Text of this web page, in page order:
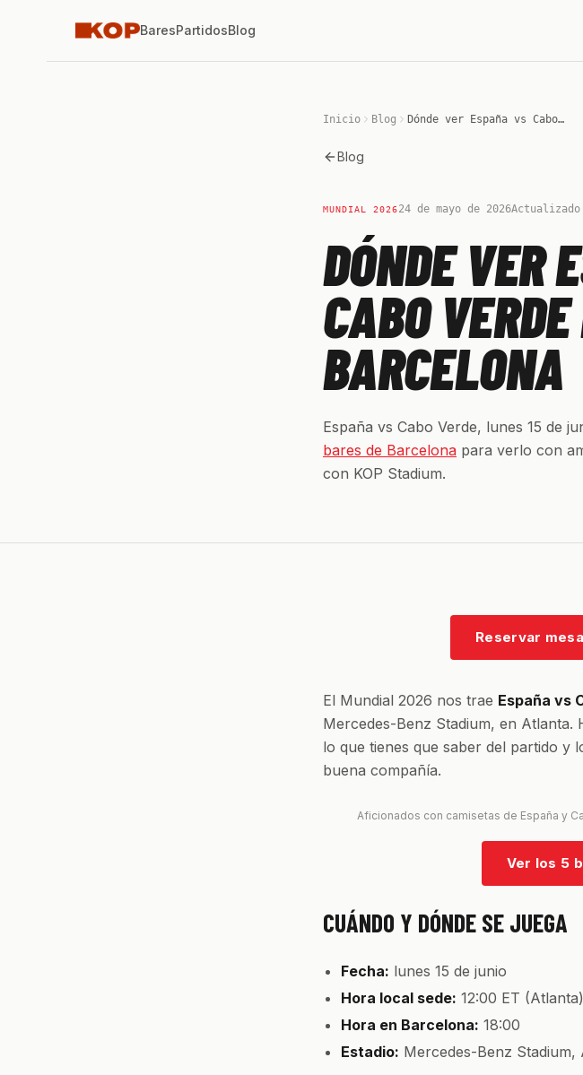
BaresPartidosBlog
Inicio Blog Dónde ver España vs Cabo Verde en Barcelona
Blog
MUNDIAL 202624 de mayo de 2026
DÓNDE VER
CABO
BARCELONA
España vs Cabo Verde, lunes 15 de
bares de Barcelona para verlo con
con KOP Stadium.
Reservar
El Mundial 2026 nos trae España vs
Mercedes-Benz Stadium, en Atlanta.
lo que tienes que saber del partido y
buena compañía.
Aficionados con camisetas de España y
Ver los 5
CUÁNDO Y DÓNDE SE JUEGA
Fecha: lunes 15 de junio
Hora local sede: 12:00 ET (Atlanta)
Hora en Barcelona: 18:00
Estadio: Mercedes-Benz Stadium,